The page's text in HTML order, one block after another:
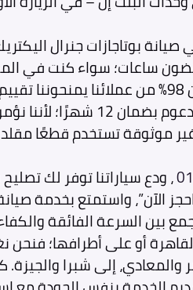
يضم فريقنا 30 فني صيانة بوتاجازات
نؤمن بجودة خدمتنا.
موثوقة تستخدم قطعًا
، ودع سياراتنا توفر لك تصليح
الآن”، واستمتع بخدمة
بين السرعة الفائقة
أو على أطرافها؛
والمعادي، إلى شبرا